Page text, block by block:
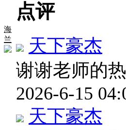
海
兰
点评
天下豪杰
谢谢老师的
2026-6-15
天下豪杰